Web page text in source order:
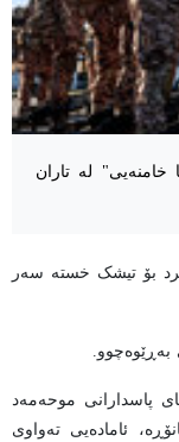
لە تاران
بۆ تیشک خستە سەر
بەڕێوەچوو.
پاسدارانی موحەمەد
ئامادەیی تەواوی